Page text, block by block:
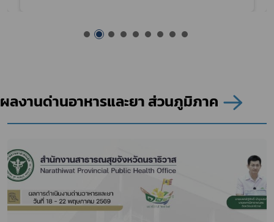
ผลงานด่านอาหารและยา ส่วนภูมิภาค